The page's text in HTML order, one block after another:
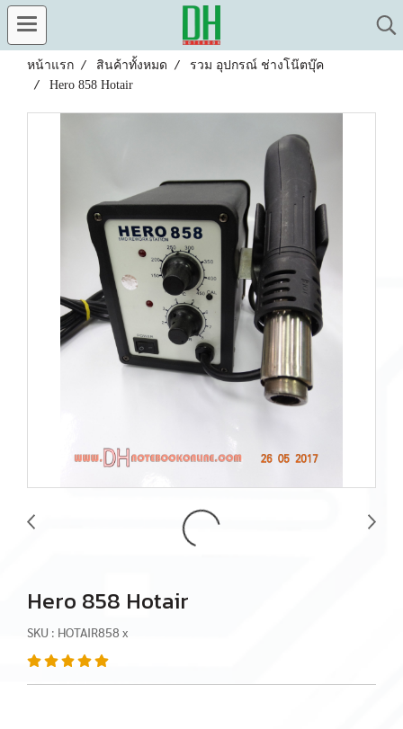
หน้าแรก สินค้าทั้งหมด
รวม อุปกรณ์ ช่างโน๊ตบุ๊ค
Hero 858 Hotair
Hero 858 Hotair
SKU : HOTAIR858 x